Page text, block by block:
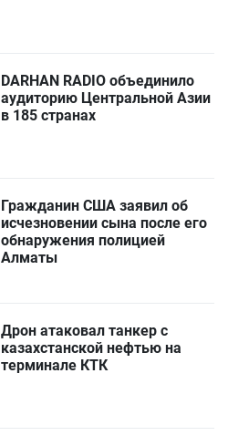
DARHAN RADIO объединило
аудиторию Центральной Азии
в 185 странах
Гражданин США заявил об
исчезновении сына после его
обнаружения полицией
Алматы
Дрон атаковал танкер с
казахстанской нефтью на
терминале КТК